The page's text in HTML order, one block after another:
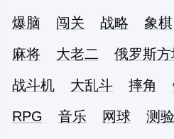
爆脑
闯关 战略 象棋
麻将
大老二 俄罗斯方
战斗机
大乱斗 摔角
RPG
音乐 网球 测验